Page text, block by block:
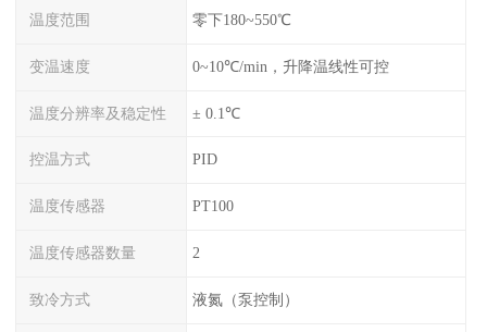
温度范围 零下180~550℃
变温速度 0~10℃/min，升降温线性可控
温度分辨率及稳定性 ± 0.1℃
控温方式 PID
温度传感器 PT100
温度传感器数量 2
致冷方式 液氮（泵控制）